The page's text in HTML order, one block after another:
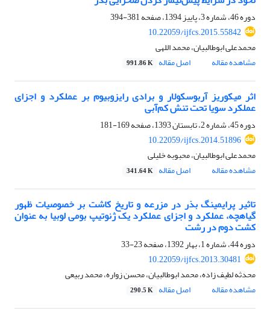
دوره 46، شماره 3، پاییز 1394، صفحه
381-394
10.22059/ijfcs.2015.55842
محمدعلی ابوطالبیان، محمد اللهی
مشاهده مقاله
اصل مقاله 991.86 K
اثر میکوریز آربوسکولار و برادی رایزوبیوم بر عملکرد و اجزای
عملکرد سویا تحت تنش کم‌آبی
دوره 45، شماره 2، تابستان 1393، صفحه
169-181
10.22059/ijfcs.2014.51896
محمدعلی ابوطالبیان، محبوبه خلیلی
مشاهده مقاله
اصل مقاله 341.64 K
تاثیر پرایمینگ بذر در مزرعه و تاریخ کاشت بر خصوصیات ظهور
گیاهچه، عملکرد و اجزای عملکرد یک ژنوتیپ بومی لوبیا به عنوان
کشت دوم در رشت
دوره 44، شماره 1، بهار 1392، صفحه
23-33
10.22059/ijfcs.2013.30481
محدثه لطیف زاده، محمد ابوطالبیان، محسن زواره، محمد ربیعی
مشاهده مقاله
اصل مقاله 290.5 K